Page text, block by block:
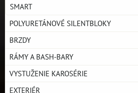
SMART
POLYURETÁNOVÉ SILENTBLOKY
BRZDY
RÁMY A BASH-BARY
VYSTUŽENIE KAROSÉRIE
EXTERIÉR